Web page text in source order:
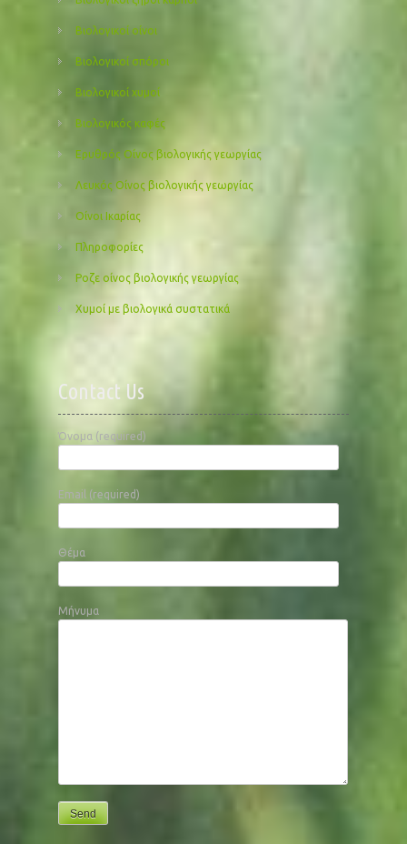
Βιολογικοί οίνοι
Βιολογικοί σπόροι
Βιολογικοί χυμοί
Βιολογικός καφές
Ερυθρός Οίνος βιολογικής γεωργίας
Λευκός Οίνος βιολογικής γεωργίας
Οίνοι Ικαρίας
Πληροφορίες
Ροζε οίνος βιολογικής γεωργίας
Χυμοί με βιολογικά συστατικά
Contact Us
Όνομα (required)
Email (required)
Θέμα
Μήνυμα